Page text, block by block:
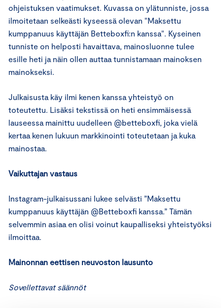
ohjeistuksen vaatimukset. Kuvassa on ylätunniste, jossa
ilmoitetaan selkeästi kyseessä olevan "Maksettu
kumppanuus käyttäjän Betteboxfi:n kanssa". Kyseinen
tunniste on helposti havaittava, mainosluonne tulee
esille heti ja näin ollen auttaa tunnistamaan mainoksen
mainokseksi.
Julkaisusta käy ilmi kenen kanssa yhteistyö on
toteutettu. Lisäksi tekstissä on heti ensimmäisessä
lauseessa mainittu uudelleen @betteboxfi, joka vielä
kertaa kenen lukuun markkinointi toteutetaan ja kuka
mainostaa.
Vaikuttajan vastaus
Instagram-julkaisussani lukee selvästi ”Maksettu
kumppanuus käyttäjän @Betteboxfi kanssa.” Tämän
selvemmin asiaa en olisi voinut kaupalliseksi yhteistyöksi
ilmoittaa.
Mainonnan eettisen neuvoston lausunto
Sovellettavat säännöt